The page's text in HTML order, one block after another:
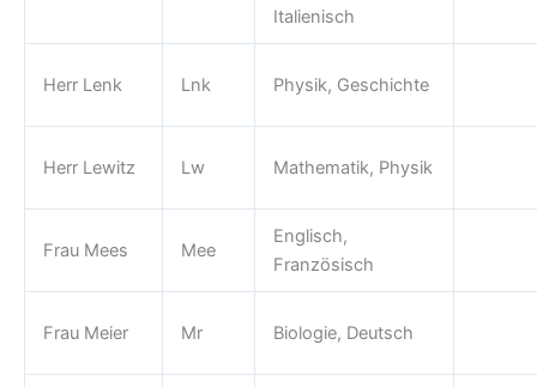
Italienisch
Herr Lenk Lnk Physik, Geschichte
Herr Lewitz Lw Mathematik, Physik
Frau Mees Mee
Englisch,
Französisch
Frau Meier Mr Biologie, Deutsch